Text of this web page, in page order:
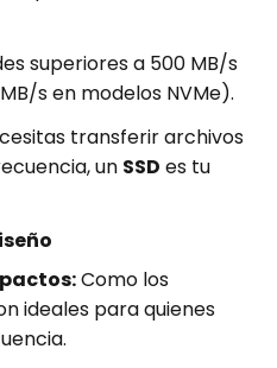
superiores a 500 MB/s
s en modelos NVMe).
transferir archivos
un SSD es tu
Como los
ideales para quienes